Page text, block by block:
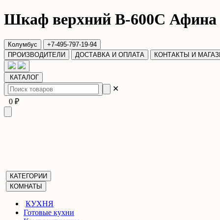
Шкаф верхний В-600С Афина
Колумбус
+7-495-797-19-94
ПРОИЗВОДИТЕЛИ
ДОСТАВКА И ОПЛАТА КОНТАКТЫ И
КАТАЛОГ
✕
0 ₽
КАТЕГОРИИ
КОМНАТЫ
КУХНЯ
Готовые кухни